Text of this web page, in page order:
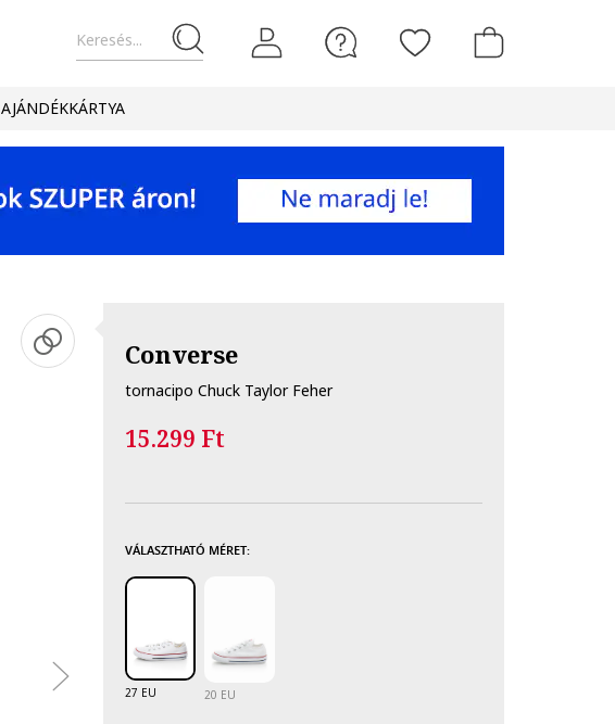
Keresés...
AJÁNDÉKKÁRTYA
Converse
tornacipo Chuck Taylor Feher
15.299 Ft
VÁLASZTHATÓ MÉRET:
27 EU 20 EU